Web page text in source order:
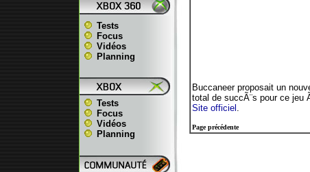
Tests
Focus
Vidéos
Planning
Tests
Focus
Vidéos
Planning
Buccaneer proposait un
total de succÃ¨s pour ce jeu
Site officiel .
Page précédente